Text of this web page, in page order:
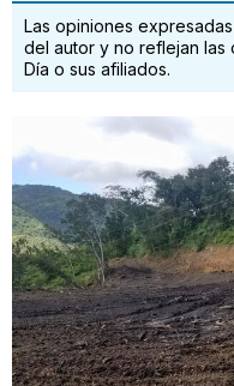
Las opiniones
del autor y no reflejan las
Día o sus afiliados.